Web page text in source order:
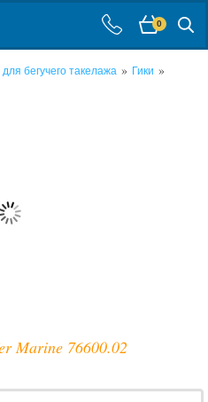
0
бегучего такелажа » Гики »
Marine 76600.02